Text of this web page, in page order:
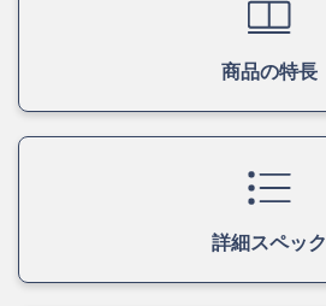
商品の特長
詳細スペック